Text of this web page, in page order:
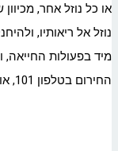
או כל נוזל אחר,
נוזל אל ריאותיו,
מיד בפעולות החייאה,
החירום בטלפון 101, או באמצעות יישומון "מד"א שלי".